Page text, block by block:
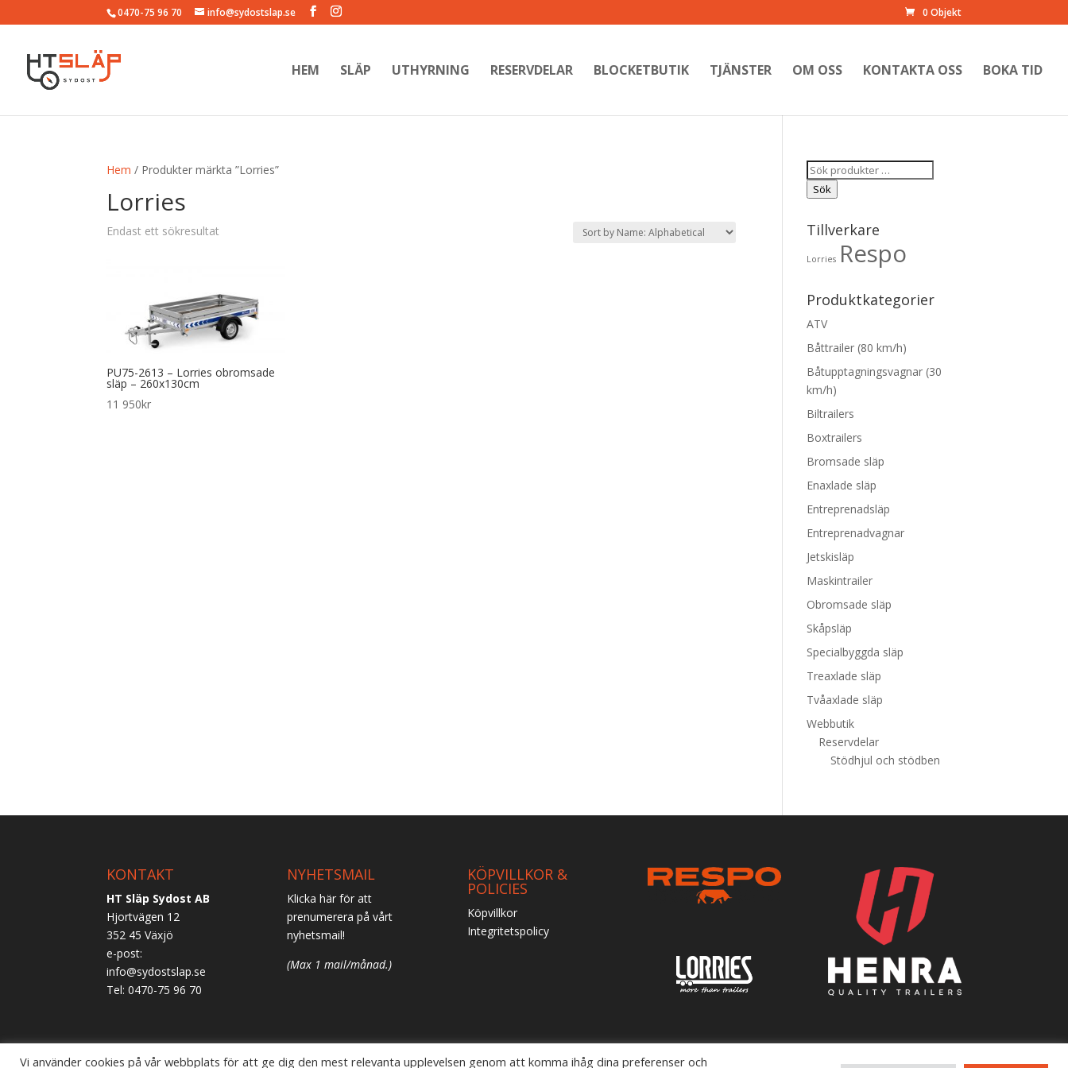
0470-75 96 70 info@sydostslap.se 0 Objekt
HEM SLÄP UTHYRNING RESERVDELAR BLOCKETBUTIK TJÄNSTER OM OSS KONTAKTA OSS BOKA TID
Hem / Produkter märkta ”Lorries”
Lorries
Endast ett sökresultat
PU75-2613 – Lorries obromsade
släp – 260x130cm
11 950kr
Sök
efter:
Sök
Tillverkare
Lorries Respo
Produktkategorier
ATV
Båttrailer (80 km/h)
Båtupptagningsvagnar (30
km/h)
Biltrailers
Boxtrailers
Bromsade släp
Enaxlade släp
Entreprenadsläp
Entreprenadvagnar
Jetskisläp
Maskintrailer
Obromsade släp
Skåpsläp
Specialbyggda släp
Treaxlade släp
Tvåaxlade släp
Webbutik
Reservdelar
Stödhjul och stödben
KONTAKT
HT Släp Sydost AB
Hjortvägen 12
352 45 Växjö
e-post:
info@sydostslap.se
Tel: 0470-75 96 70
NYHETSMAIL
Klicka här för att
prenumerera på vårt
nyhetsmail!
(Max 1 mail/månad.)
KÖPVILLKOR &
POLICIES
Köpvillkor
Integritetspolicy
Vi använder cookies på vår webbplats för att ge dig den mest relevanta upplevelsen genom att komma ihåg dina preferenser och